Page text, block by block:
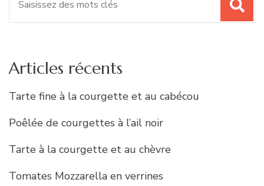
Articles récents
Tarte fine à la courgette et au cabécou
Poêlée de courgettes à l’ail noir
Tarte à la courgette et au chèvre
Tomates Mozzarella en verrines